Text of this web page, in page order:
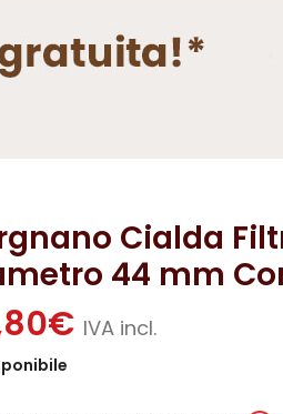
Cialda
44 mm
€ IVA incl.